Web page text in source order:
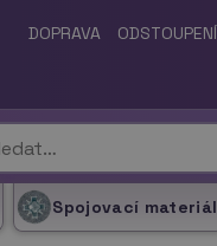
DOPRAVA
Spojovací materiál